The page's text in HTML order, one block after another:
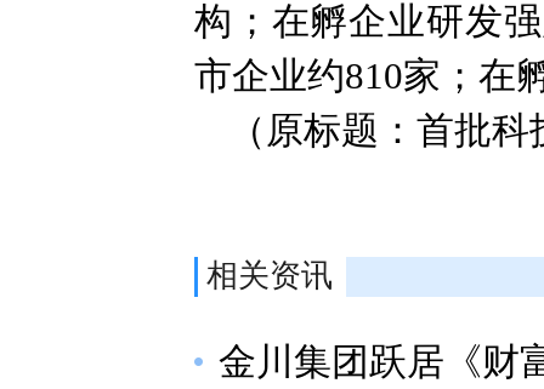
构；在孵企业研发
市企业约810家；在
（原标题：首批
相关资讯
金川集团跃居《财